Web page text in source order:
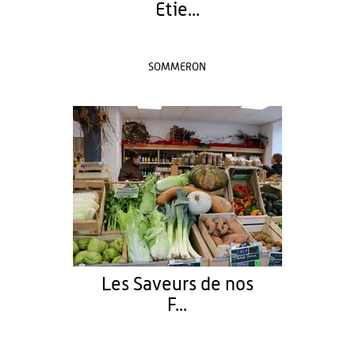
Etie...
SOMMERON
Les Saveurs de nos
F...